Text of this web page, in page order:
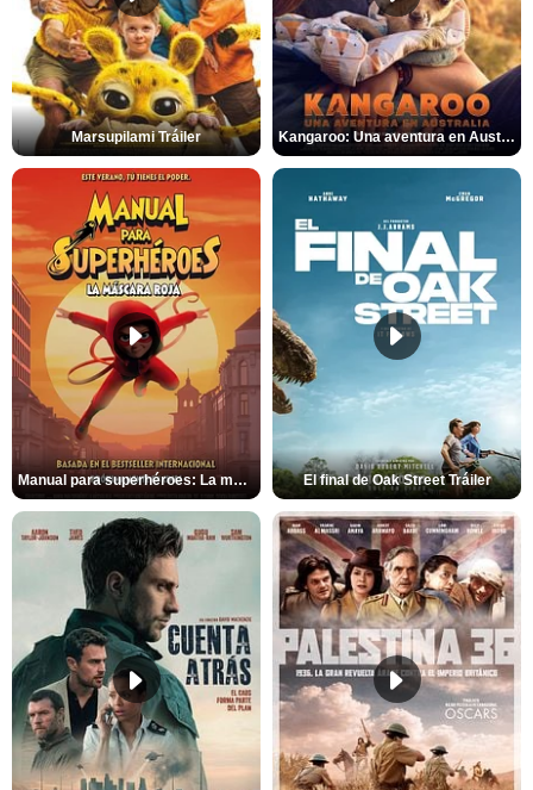
Marsupilami Tráiler Kangaroo: Una aventura en Australia Tráiler
Manual para superhéroes: La máscara roja Tráiler El final de Oak Street Tráiler